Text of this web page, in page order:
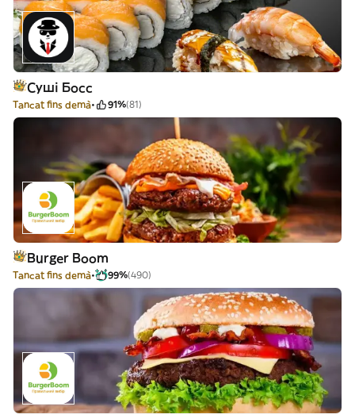
Суші Босс
Tancat fins demà 91%(81)
Burger Boom
Tancat fins demà 99%(490)